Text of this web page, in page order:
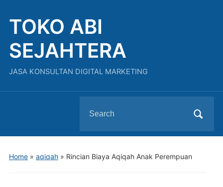
TOKO ABI
SEJAHTERA
JASA KONSULTAN DIGITAL MARKETING
for:
Home» aqiqah» Rincian Biaya Aqiqah Anak Perempuan